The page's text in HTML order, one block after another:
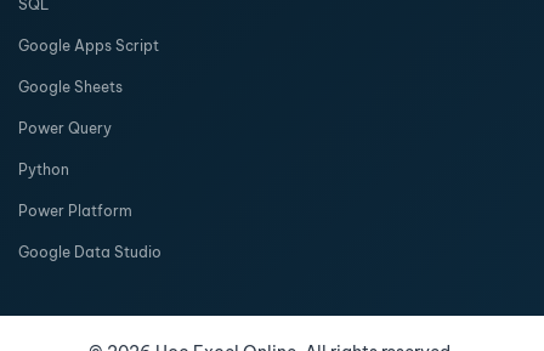
SQL
Google Apps Script
Google Sheets
Power Query
Python
Power Platform
Google Data Studio